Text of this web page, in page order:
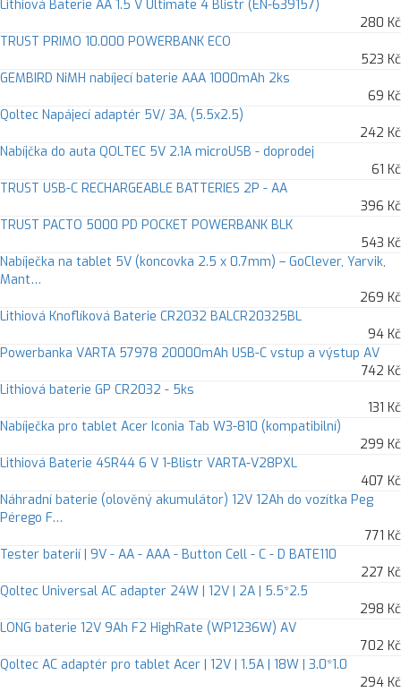
Lithiová Baterie AA 1.5 V Ultimate 4 Blistr (EN-639157)
280 Kč
TRUST PRIMO 10.000 POWERBANK ECO
523 Kč
GEMBIRD NiMH nabíjecí baterie AAA 1000mAh 2ks
69 Kč
Qoltec Napájecí adaptér 5V/ 3A, (5.5x2.5)
242 Kč
Nabíjčka do auta QOLTEC 5V 2.1A microUSB - doprodej
61 Kč
TRUST USB-C RECHARGEABLE BATTERIES 2P - AA
396 Kč
TRUST PACTO 5000 PD POCKET POWERBANK BLK
543 Kč
Nabíječka na tablet 5V (koncovka 2.5 x 0.7mm) – GoClever, Yarvik,
Mant…
269 Kč
Lithiová Knoflíková Baterie CR2032 BALCR20325BL
94 Kč
Powerbanka VARTA 57978 20000mAh USB-C vstup a výstup AV
742 Kč
Lithiová baterie GP CR2032 - 5ks
131 Kč
Nabíječka pro tablet Acer Iconia Tab W3-810 (kompatibilní)
299 Kč
Lithiová Baterie 4SR44 6 V 1-Blistr VARTA-V28PXL
407 Kč
Náhradní baterie (olověný akumulátor) 12V 12Ah do vozítka Peg
Pérego F…
771 Kč
Tester baterií | 9V - AA - AAA - Button Cell - C - D BATE110
227 Kč
Qoltec Universal AC adapter 24W | 12V | 2A | 5.5*2.5
298 Kč
LONG baterie 12V 9Ah F2 HighRate (WP1236W) AV
702 Kč
Qoltec AC adaptér pro tablet Acer | 12V | 1.5A | 18W | 3.0*1.0
294 Kč